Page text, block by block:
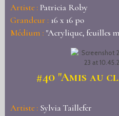
Artiste : Patricia Roby
Grandeur : 16 x 16 po
Médium : "Acrylique, feuilles
#40 "Amis au
Artiste : Sylvia Taillefer